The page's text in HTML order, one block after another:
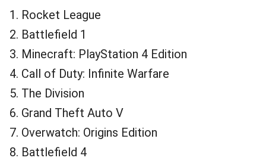
Rocket League
Battlefield 1
Minecraft: PlayStation 4 Edition
Call of Duty: Infinite Warfare
The Division
Grand Theft Auto V
Overwatch: Origins Edition
Battlefield 4